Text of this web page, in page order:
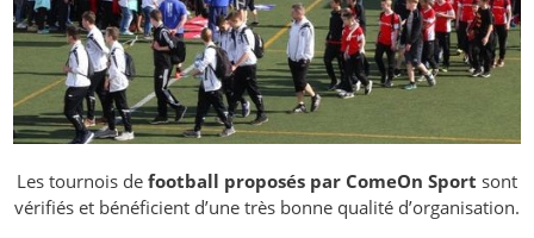
Les tournois de football proposés par ComeOn Sport sont
vérifiés et bénéficient d’une très bonne qualité d’organisation.